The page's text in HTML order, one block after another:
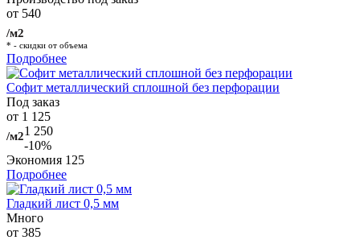
от 540
/м2
* - скидки от объема
Подробнее
Софит металлический сплошной без перфорации
Под заказ
от 1 125
/м21 250
-10%
Экономия 125
Подробнее
Гладкий лист 0,5 мм
Много
от 385